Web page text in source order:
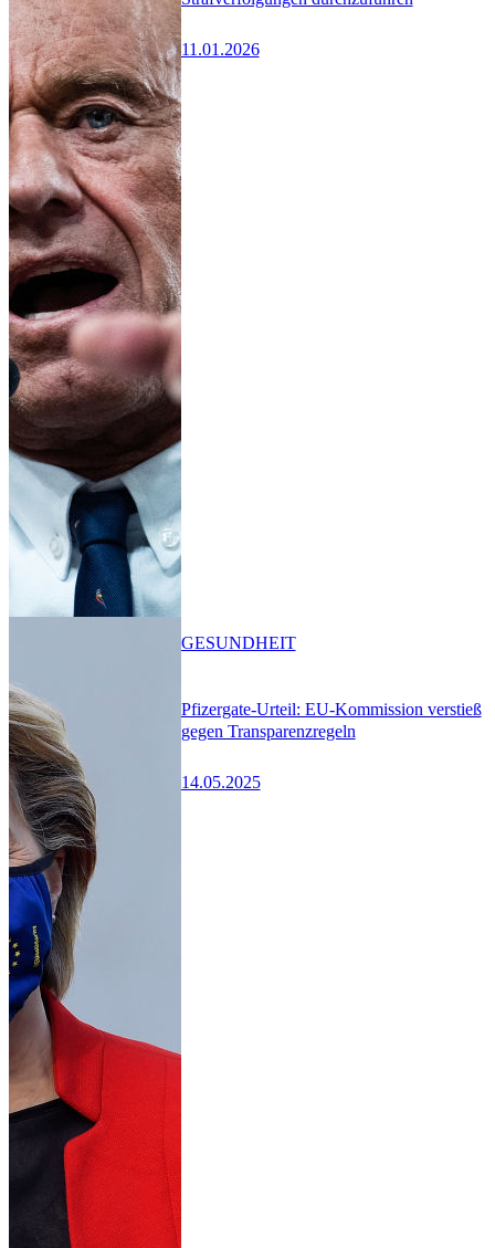
11.01.2026
Pfizergate-Urteil: EU-Kommission verstieß
gegen Transparenzregeln
14.05.2025
GESUNDHEIT